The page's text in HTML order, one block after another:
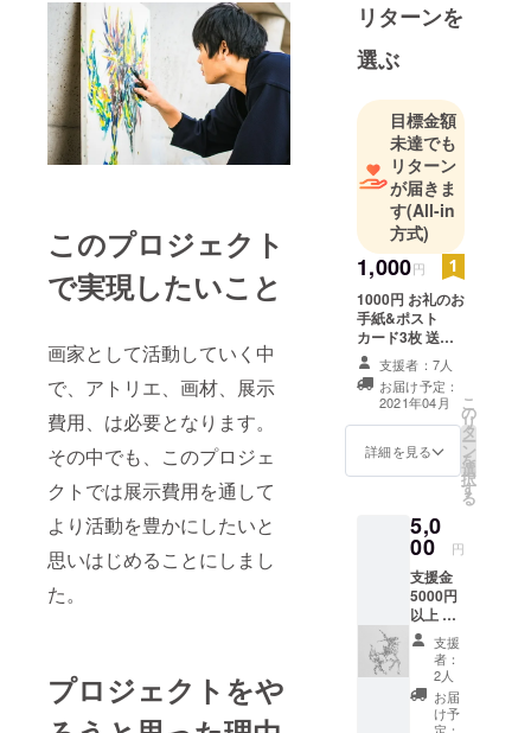
このプロジェクト
で実現したいこと
画家として活動していく中
で、アトリエ、画材、展示
費用、は必要となります。
その中でも、このプロジェ
クトでは展示費用を通して
より活動を豊かにしたいと
思いはじめることにしまし
た。
プロジェクトをや
画家』とし
て、神戸を
拠点に画家
活動を始め
る。「厄は
厄で制す
る」をコン
セプトに、
指先から放
たれる激し
いエネル
ギーはキャ
ンバスの枠
を超え、周
囲まで飲み
込むかのよ
二の存在感
総売上作品
数 82 点
ライブペイ
ント実施数
50 回以上
リターンを
選ぶ
目標金額
未達でも
リターン
が届きま
す(All-in
方式)
1,000円
1000円 お礼のお
手紙&ポスト
カード3枚 送料
込み支援者：7人
お届け予定：
2021年04月
詳細を見る
こ
の
リ
タ
ー
ン
を
選
択
す
る
5,0
00 円
支援金
5000円
以上 お
礼のお
手紙&ポ
スト
カード3
枚＆ペ
ンアー
支援
者：
2人
お届
け予